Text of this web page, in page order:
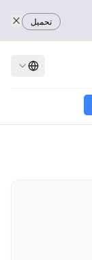
تحميل